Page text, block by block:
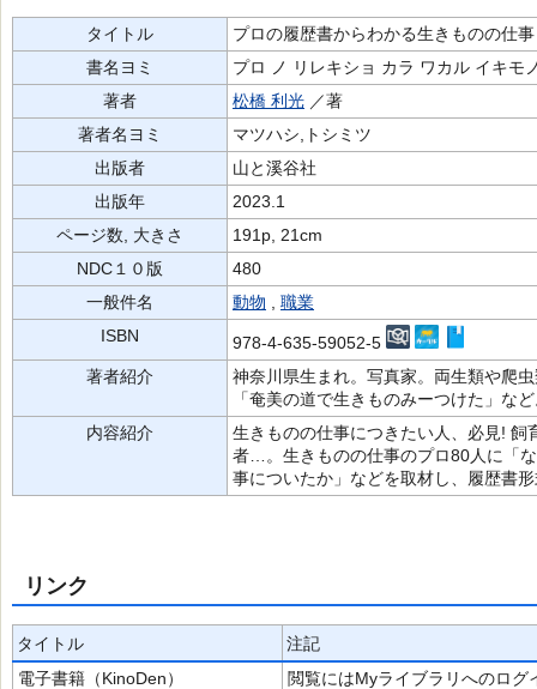
タイトル
プロの履歴書からわかる生きものの仕
書名ヨミ
プロ ノ リレキショ カラ ワカル イキモ
著者
松橋 利光 ／著
著者名ヨミ
マツハシ,トシミツ
出版者
山と溪谷社
出版年
2023.1
ページ数, 大きさ
191p, 21cm
NDC１０版
480
一般件名
動物
職業
ISBN
978-4-635-59052-5
著者紹介
神奈川県生まれ。写真家。両生類や爬
「奄美の道で生きものみーつけた」な
内容紹介
生きものの仕事につきたい人、必見!
者…。生きものの仕事のプロ80人に「
事についたか」などを取材し、履歴書
リンク
タイトル
注記
電子書籍（KinoDen）
閲覧にはMyライブラリへのログ